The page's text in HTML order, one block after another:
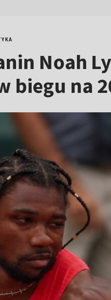
Noah
biegu na